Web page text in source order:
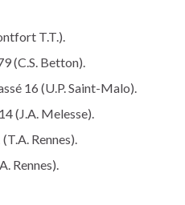
T.T.).
(C.S. Betton).
16 (U.P. Saint-Malo).
(J.A. Melesse).
Rennes).
Rennes).